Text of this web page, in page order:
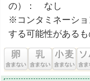
の）： なし
※コンタミネーショ
する可能性がある